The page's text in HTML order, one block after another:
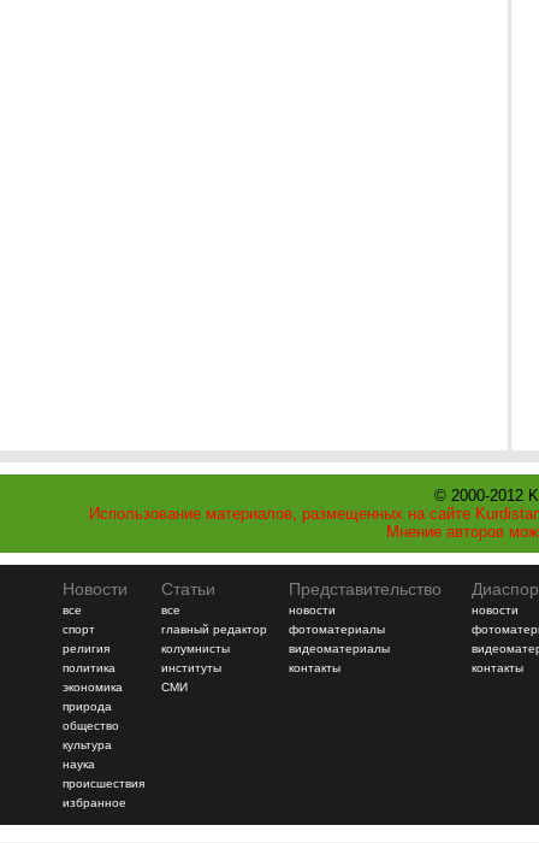
© 2000-2012
Использование материалов, размещенных на сайте
Мнение авторов
Новости
все
спорт
религия
политика
экономика
природа
общество
культура
наука
происшествия
избранное
Статьи
все
главный редактор
колумнисты
институты
СМИ
Представительство
новости
фотоматериалы
видеоматериалы
контакты
новости
контакты